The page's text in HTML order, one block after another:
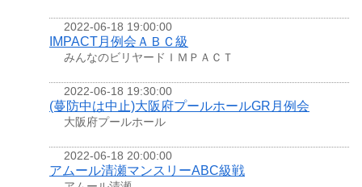
2022-06-18 19:00:00
IMPACT月例会ＡＢＣ級
みんなのビリヤードＩＭＰＡＣＴ
2022-06-18 19:30:00
(蔓防中は中止)大阪府プールホールGR月例会
大阪府プールホール
2022-06-18 20:00:00
アムール清瀬マンスリーABC級戦